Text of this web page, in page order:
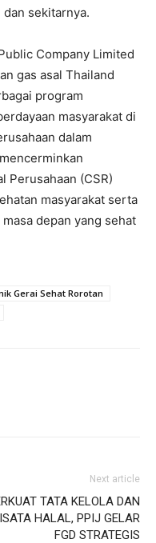
sekitarnya.
Company Limited
gas asal Thailand
program
masyarakat di
dalam
Perusahaan (CSR)
masyarakat serta
depan yang sehat
Gerai Sehat Rorotan
Next article
TATA KELOLA DAN
HALAL, PPIJ GELAR
FGD STRATEGIS